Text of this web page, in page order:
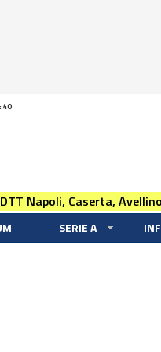
Napoli, Caserta,
SERIE A